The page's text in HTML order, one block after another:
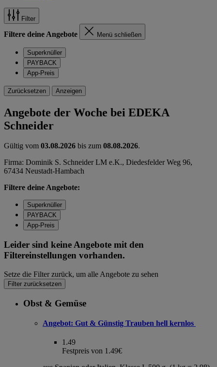
Filter
Filtere deine Angebote Menü schließen
Superknüller
PAYBACK
App-Preis
Zurücksetzen Anzeigen
Angebote der Woche bei EDEKA
Schneider
Gültig vom 03.08.2026 bis zum 08.08.2026.
Firma: Dominik S. Schneider LM e.K., Diedesfelder Weg 96,
67434 Neustadt-Hambach
Filtere deine Angebote:
Superknüller
PAYBACK
App-Preis
Leider sind keine Angebote mit den
Filtereinstellungen vorhanden.
Setze die Filter zurück, um alle Angebote zu sehen
Filter zurücksetzen
Obst & Gemüse
Angebot: Gut & Günstig Trauben hell kernlos
1.49
Festpreis von 1.49€